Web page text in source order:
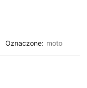
Oznaczone: moto